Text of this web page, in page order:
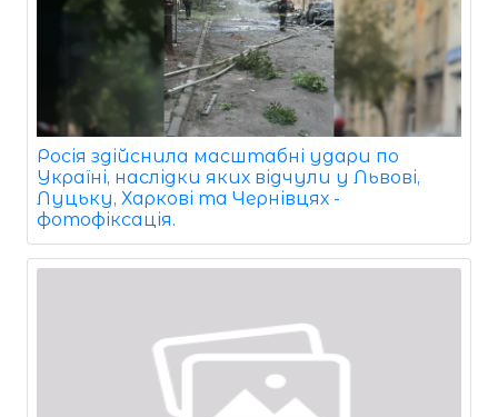
Росія здійснила масштабні удари по
Україні, наслідки яких відчули у Львові,
Луцьку, Харкові та Чернівцях -
фотофіксація.